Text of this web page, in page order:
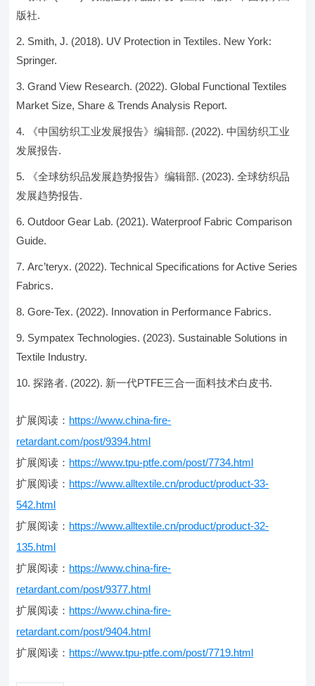
版社.
Smith, J. (2018). UV Protection in Textiles. New York:
Springer.
Grand View Research. (2022). Global Functional Textiles
Market Size, Share & Trends Analysis Report.
《中国纺织工业发展报告》编辑部. (2022). 中国纺织工业
发展报告.
《全球纺织品发展趋势报告》编辑部. (2023). 全球纺织品
发展趋势报告.
Outdoor Gear Lab. (2021). Waterproof Fabric Comparison
Guide.
Arc’teryx. (2022). Technical Specifications for Active Series
Fabrics.
Gore-Tex. (2022). Innovation in Performance Fabrics.
Sympatex Technologies. (2023). Sustainable Solutions in
Textile Industry.
探路者. (2022). 新一代PTFE三合一面料技术白皮书.
扩展阅读： https://www.china-fire-
retardant.com/post/9394.html
扩展阅读： https://www.tpu-ptfe.com/post/7734.html
扩展阅读： https://www.alltextile.cn/product/product-33-
542.html
扩展阅读： https://www.alltextile.cn/product/product-32-
135.html
扩展阅读： https://www.china-fire-
retardant.com/post/9377.html
扩展阅读： https://www.china-fire-
retardant.com/post/9404.html
扩展阅读： https://www.tpu-ptfe.com/post/7719.html